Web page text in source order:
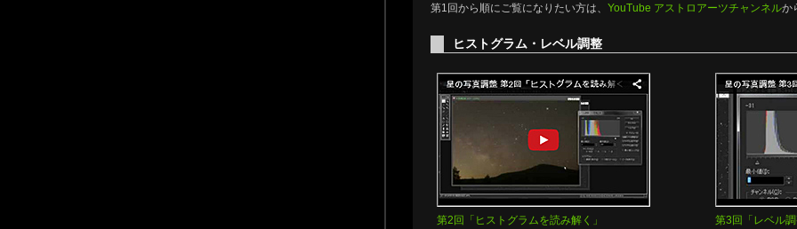
第1回から順にご覧になりたい方は、 YouTube アストロアーツチャンネルか
ヒストグラム・レベル調整
第2回「ヒストグラムを読み解く」
第3回「レベル